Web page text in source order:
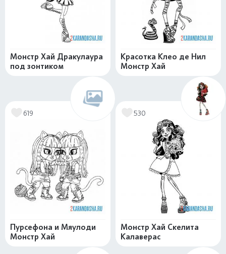
Монстр Хай Дракулаура
под зонтиком
Красотка Клео де Нил
Монстр Хай
619
Пурсефона и Мяулоди
Монстр Хай
530
Монстр Хай Скелита
Калаверас